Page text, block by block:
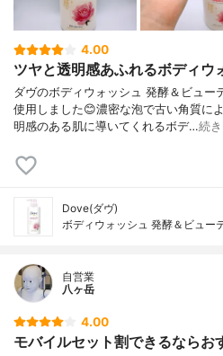
4.00
ツヤと透明感あふれるボディウ
ダヴのボディウォッシュ 発酵＆ビュー
使用しました😊濃密な泡で古い角質に
明感のある肌に導いてくれるボデ…続
Dove(ダヴ)
ボディウォッシュ 発酵＆ビュー
自営業
八ヶ岳
4.00
モバイルセット割できるならお